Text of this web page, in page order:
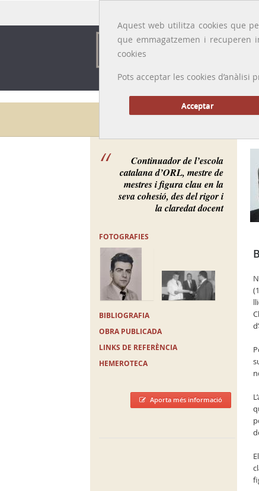
Aquest web utilitza cookies que
que emmagatzemen i recuperen
cookies
Pots acceptar les cookies d’anàlisi
Acceptar
Galeria de metges
Continuador de l’escola
catalana d’ORL, mestre de
mestres i figura clau en la
seva cohesió, des del rigor i
la claredat docent
FOTOGRAFIES
BIBLIOGRAFIA
OBRA PUBLICADA
LINKS DE REFERÈNCIA
HEMEROTECA
Aporta més informació